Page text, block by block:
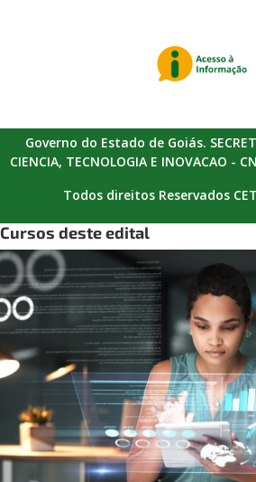
Governo do Estado de Goiás.
CIENCIA, TECNOLOGIA E INOVACAO -
Todos direitos Reservados
Cursos deste edital